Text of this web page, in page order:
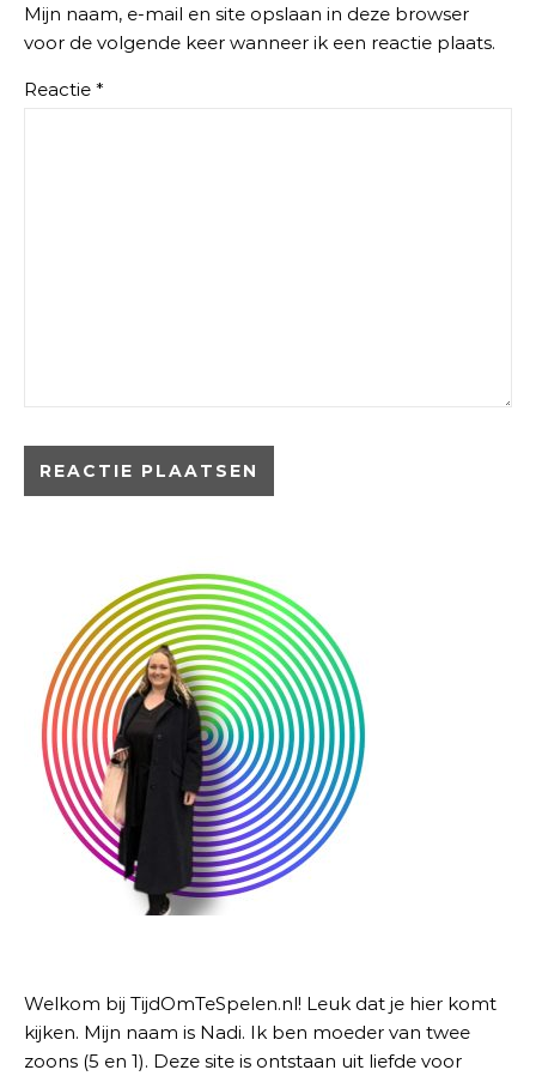
Mijn naam, e-mail en site opslaan in deze browser
voor de volgende keer wanneer ik een reactie plaats.
Reactie *
Welkom bij TijdOmTeSpelen.nl! Leuk dat je hier komt
kijken. Mijn naam is Nadi. Ik ben moeder van twee
zoons (5 en 1). Deze site is ontstaan uit liefde voor